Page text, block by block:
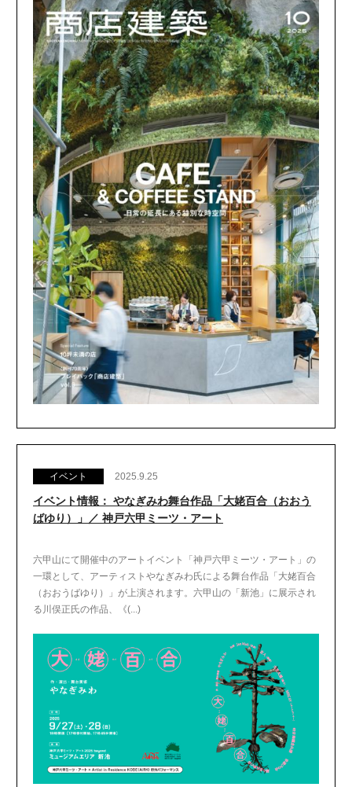
イベント 2025.9.25
イベント情報： やなぎみわ舞台作品「大姥百合（おおう
ばゆり）」／ 神戸六甲ミーツ・アート
六甲山にて開催中のアートイベント「神戸六甲ミーツ・アート」の
一環として、アーティストやなぎみわ氏による舞台作品「大姥百合
（おおうばゆり）」が上演されます。六甲山の「新池」に展示され
る川俣正氏の作品、《(...)